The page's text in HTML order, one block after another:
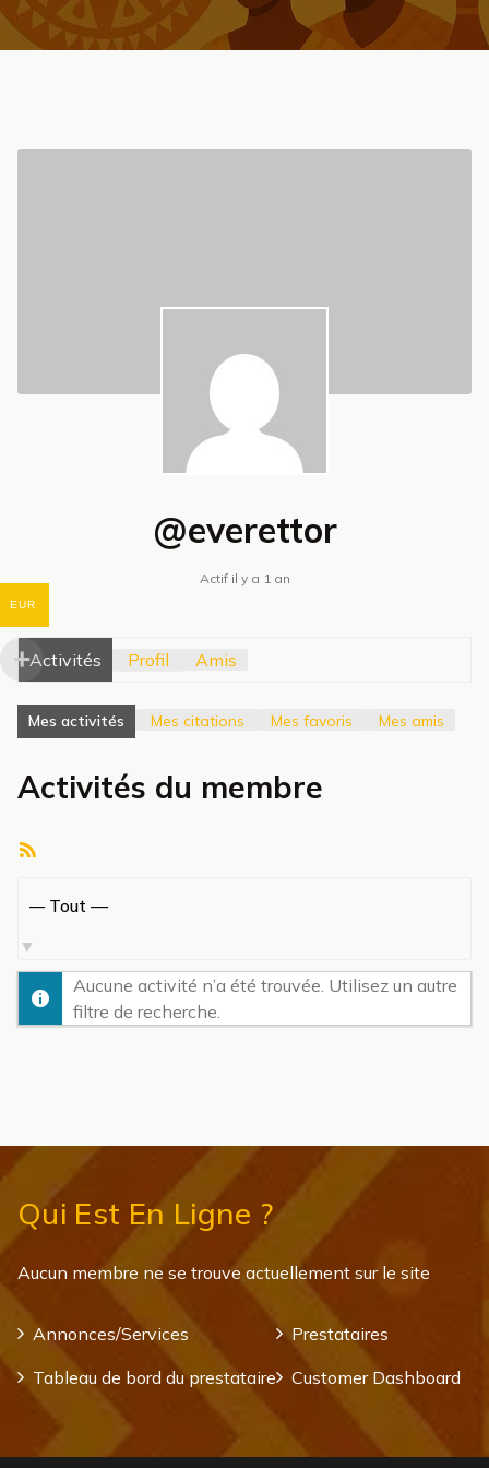
@everettor
Actif il y a 1 an
Activités Profil Amis
Mes activités Mes citations Mes favoris Mes amis
Activités du membre
par
activité:
Aucune activité n’a été trouvée. Utilisez un autre
filtre de recherche.
Qui Est En Ligne ?
Aucun membre ne se trouve actuellement sur le site
Annonces/Services
Prestataires
Tableau de bord du prestataire
Customer Dashboard
EUR